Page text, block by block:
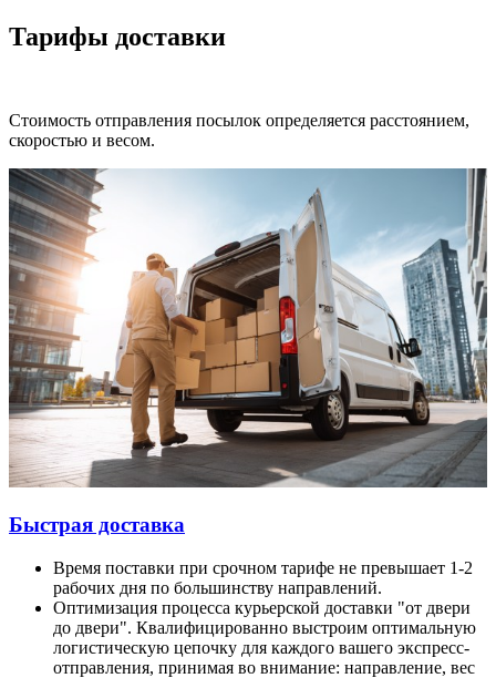
Тарифы доставки
Стоимость отправления посылок определяется расстоянием,
скоростью и весом.
Быстрая доставка
Время поставки при срочном тарифе не превышает 1-2
рабочих дня по большинству направлений.
Оптимизация процесса курьерской доставки "от двери
до двери". Квалифицированно выстроим оптимальную
логистическую цепочку для каждого вашего экспресс-
отправления, принимая во внимание: направление, вес